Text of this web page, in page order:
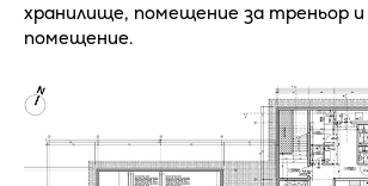
хранилище, помещение за треньор и
помещение.